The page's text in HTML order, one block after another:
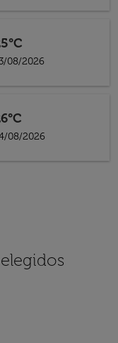
08/2026
08/2026